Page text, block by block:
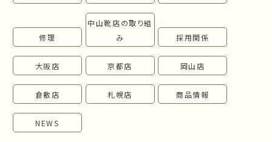
修理
中山靴店の取り組
み
採用関係
大阪店 京都店 岡山店
倉敷店 札幌店 商品情報
NEWS